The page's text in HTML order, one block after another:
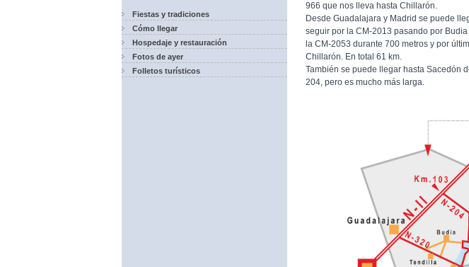
Fiestas y tradiciones
Cómo llegar
Hospedaje y restauración
Fotos de ayer
Folletos turísticos
966 que nos lleva hasta Chillarón.
Desde Guadalajara y Madrid se puede
seguir por la CM-2013 pasando por
la CM-2053 durante 700 metros y por
Chillarón. En total 61 km.
También se puede llegar hasta Sacedón
204, pero es mucho más larga.